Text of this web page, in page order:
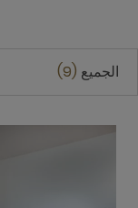
الجميع 9